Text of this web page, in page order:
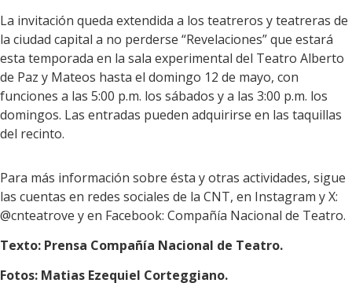
La invitación queda extendida a los teatreros y teatreras de
la ciudad capital a no perderse “Revelaciones” que estará
esta temporada en la sala experimental del Teatro Alberto
de Paz y Mateos hasta el domingo 12 de mayo, con
funciones a las 5:00 p.m. los sábados y a las 3:00 p.m. los
domingos. Las entradas pueden adquirirse en las taquillas
del recinto.
Para más información sobre ésta y otras actividades, sigue
las cuentas en redes sociales de la CNT, en Instagram y X:
@cnteatrove y en Facebook: Compañía Nacional de Teatro.
Texto: Prensa Compañía Nacional de Teatro.
Fotos: Matias Ezequiel Corteggiano.